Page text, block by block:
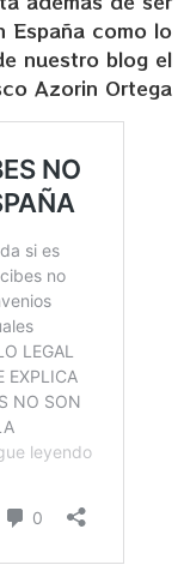
España como lo
nuestro blog el
Azorin Ortega: